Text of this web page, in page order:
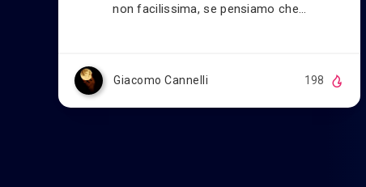
non facilissima, se pensiamo che…
Giacomo Cannelli 198